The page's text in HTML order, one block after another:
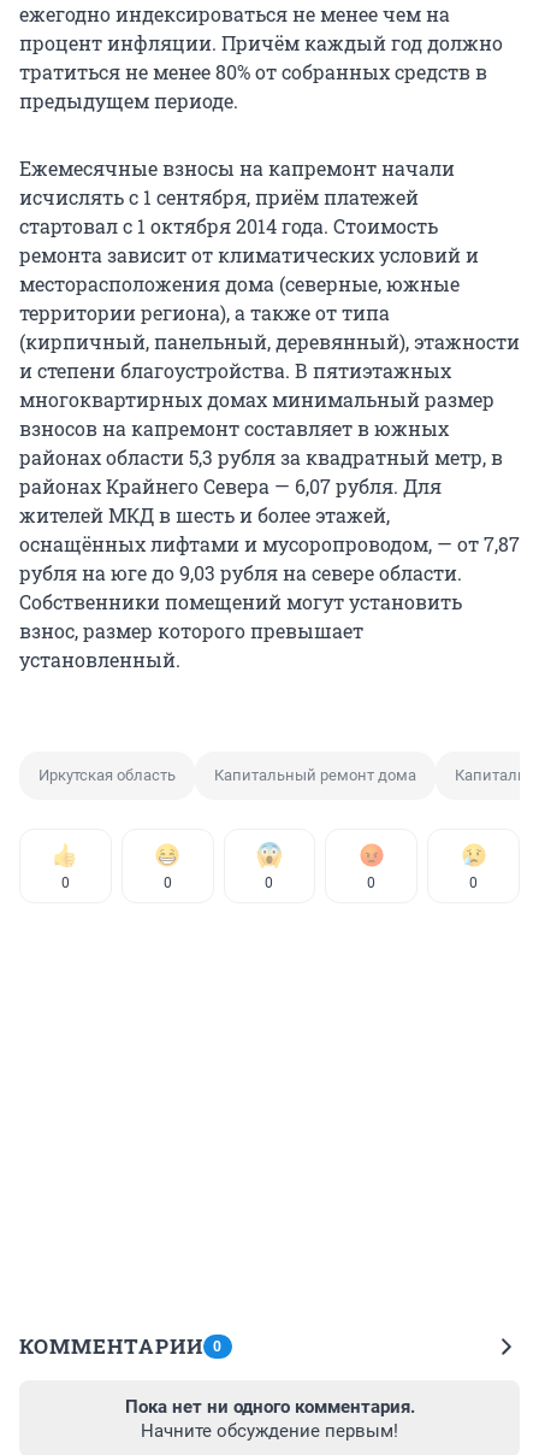
ежегодно индексироваться не менее чем на
процент инфляции. Причём каждый год должно
тратиться не менее 80% от собранных средств в
предыдущем периоде.
Ежемесячные взносы на капремонт начали
исчислять с 1 сентября, приём платежей
стартовал с 1 октября 2014 года. Стоимость
ремонта зависит от климатических условий и
месторасположения дома (северные, южные
территории региона), а также от типа
(кирпичный, панельный, деревянный), этажности
и степени благоустройства. В пятиэтажных
многоквартирных домах минимальный размер
взносов на капремонт составляет в южных
районах области 5,3 рубля за квадратный метр, в
районах Крайнего Севера — 6,07 рубля. Для
жителей МКД в шесть и более этажей,
оснащённых лифтами и мусоропроводом, — от 7,87
рубля на юге до 9,03 рубля на севере области.
Собственники помещений могут установить
взнос, размер которого превышает
установленный.
Иркутская область Капитальный ремонт дома
0 0 0 0 0
КОММЕНТАРИИ 0
Пока нет ни одного комментария.
Начните обсуждение первым!